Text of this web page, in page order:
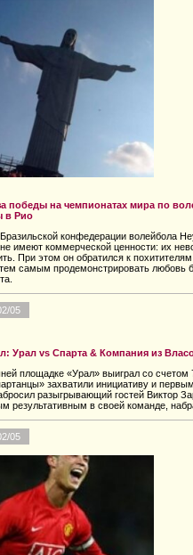
победы на чемпионатах мира по
в Рио
конфедерации волейбола
не имеют коммерческой ценности: их
При этом он обратился к
самым продемонстрировать любовь
05
Урал vs Спарта & Компания из
площадке «Урал» выиграл со счетом
захватили инициативу и
разыгрывающий гостей Виктор
результативным в своей команде,
05